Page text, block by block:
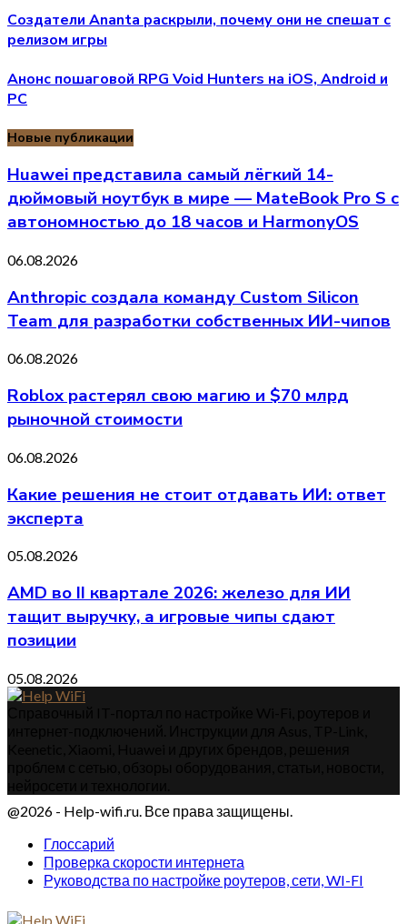
Создатели Ananta раскрыли, почему они не спешат с
релизом игры
Анонс пошаговой RPG Void Hunters на iOS, Android и
PC
Новые публикации
Huawei представила самый лёгкий 14-
дюймовый ноутбук в мире — MateBook Pro S с
автономностью до 18 часов и HarmonyOS
06.08.2026
Anthropic создала команду Custom Silicon
Team для разработки собственных ИИ-чипов
06.08.2026
Roblox растерял свою магию и $70 млрд
рыночной стоимости
06.08.2026
Какие решения не стоит отдавать ИИ: ответ
эксперта
05.08.2026
AMD во II квартале 2026: железо для ИИ
тащит выручку, а игровые чипы сдают
позиции
05.08.2026
@2026 - Help-wifi.ru. Все права защищены.
Глоссарий
Проверка скорости интернета
Руководства по настройке роутеров, сети, WI-FI